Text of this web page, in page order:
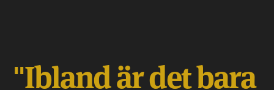
Ibland är det bara